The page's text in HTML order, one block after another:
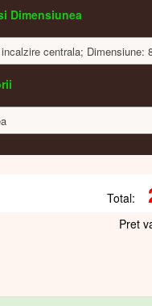
Dimensiunea
centrala; Dimensiune:
Total:
Pret